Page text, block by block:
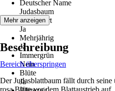
Deutscher Name
Judasbaum
Winterhart
Ja
Mehrjährig
Ja
Immergrün
Nein
Blüte
Ja
Mehr anzeigen
Beschreibung
Bereich überspringen
Der Judasblattbaum fällt durch
rosa Blüte vor dem Blattaustrieb auf.